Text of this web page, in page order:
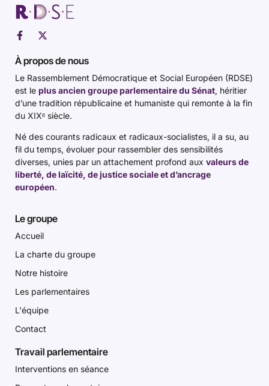
À propos de nous
Le Rassemblement Démocratique et Social Européen (RDSE)
est le plus ancien groupe parlementaire du Sénat, héritier
d’une tradition républicaine et humaniste qui remonte à la fin
du XIXᵉ siècle.
Né des courants radicaux et radicaux-socialistes, il a su, au
fil du temps, évoluer pour rassembler des sensibilités
diverses, unies par un attachement profond aux valeurs de
liberté, de laïcité, de justice sociale et d’ancrage
européen.
Le groupe
Accueil
La charte du groupe
Notre histoire
Les parlementaires
L'équipe
Contact
Travail parlementaire
Interventions en séance